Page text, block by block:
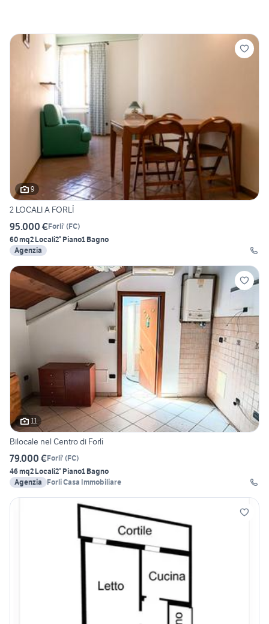
9
2 LOCALI A FORLÌ
95.000 €Forli' (FC)
60 mq2 Locali2° Piano1 Bagno
Agenzia
11
Bilocale nel Centro di Forlì
79.000 €Forli' (FC)
46 mq2 Locali2° Piano1 Bagno
Agenzia
Forli Casa Immobiliare